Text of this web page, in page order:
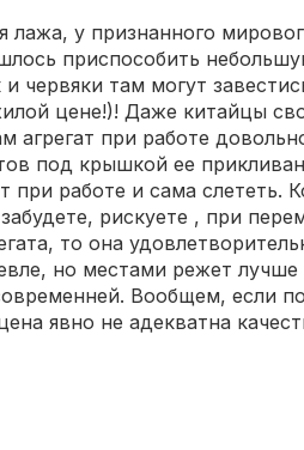
у признанного
приспособить
червяки там могут
цене!)! Даже китайцы
агрегат при работе
под крышкой ее
работе и сама слететь.
рискуете , при
то она
но местами режет
Вообщем, если
явно не адекватна